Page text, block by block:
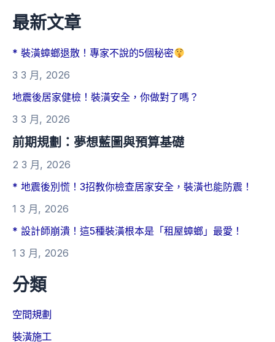
最新文章
* 裝潢蟑螂退散！專家不說的5個秘密
3 3 月, 2026
地震後居家健檢！裝潢安全，你做對了嗎？
3 3 月, 2026
前期規劃：夢想藍圖與預算基礎
2 3 月, 2026
* 地震後別慌！3招教你檢查居家安全，裝潢也能防震！
1 3 月, 2026
* 設計師崩潰！這5種裝潢根本是「租屋蟑螂」最愛！
1 3 月, 2026
分類
空間規劃
裝潢施工